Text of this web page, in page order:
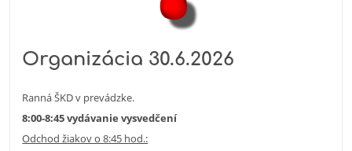
Organizácia 30.6.2026
Ranná ŠKD v prevádzke.
8:00-8:45 vydávanie vysvedčení
Odchod žiakov o 8:45 hod.: